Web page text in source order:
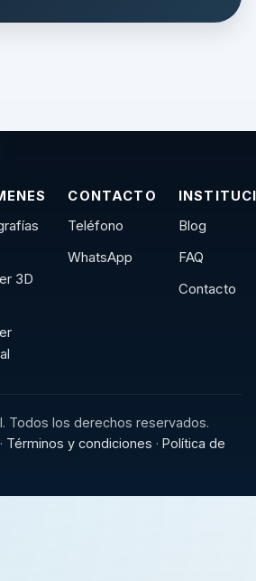
3D
CONTACTO
Teléfono
WhatsApp
Blog
FAQ
Contacto
Todos los derechos reservados.
· Términos y condiciones · Política de